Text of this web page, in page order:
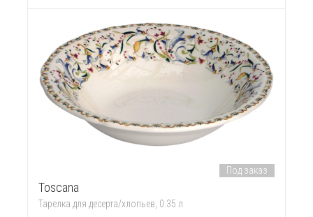
Toscana
Тарелка для десерта/хлопьев, 0.35 л
Под заказ